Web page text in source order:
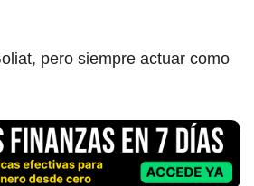
pero siempre actuar como